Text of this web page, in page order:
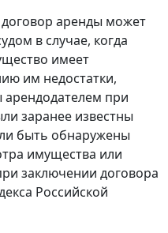
аренды может
в случае, когда
имеет
им недостатки,
при
заранее известны
быть обнаружены
имущества или
заключении договора
Российской